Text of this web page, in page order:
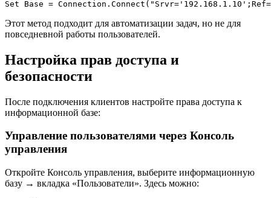
Этот метод подходит для автоматизации задач, но не для
повседневной работы пользователей.
Настройка прав доступа и
безопасности
После подключения клиентов настройте права доступа к
информационной базе:
Управление пользователями через Консоль
управления
Откройте Консоль управления, выберите информационную
базу → вкладка «Пользователи». Здесь можно: